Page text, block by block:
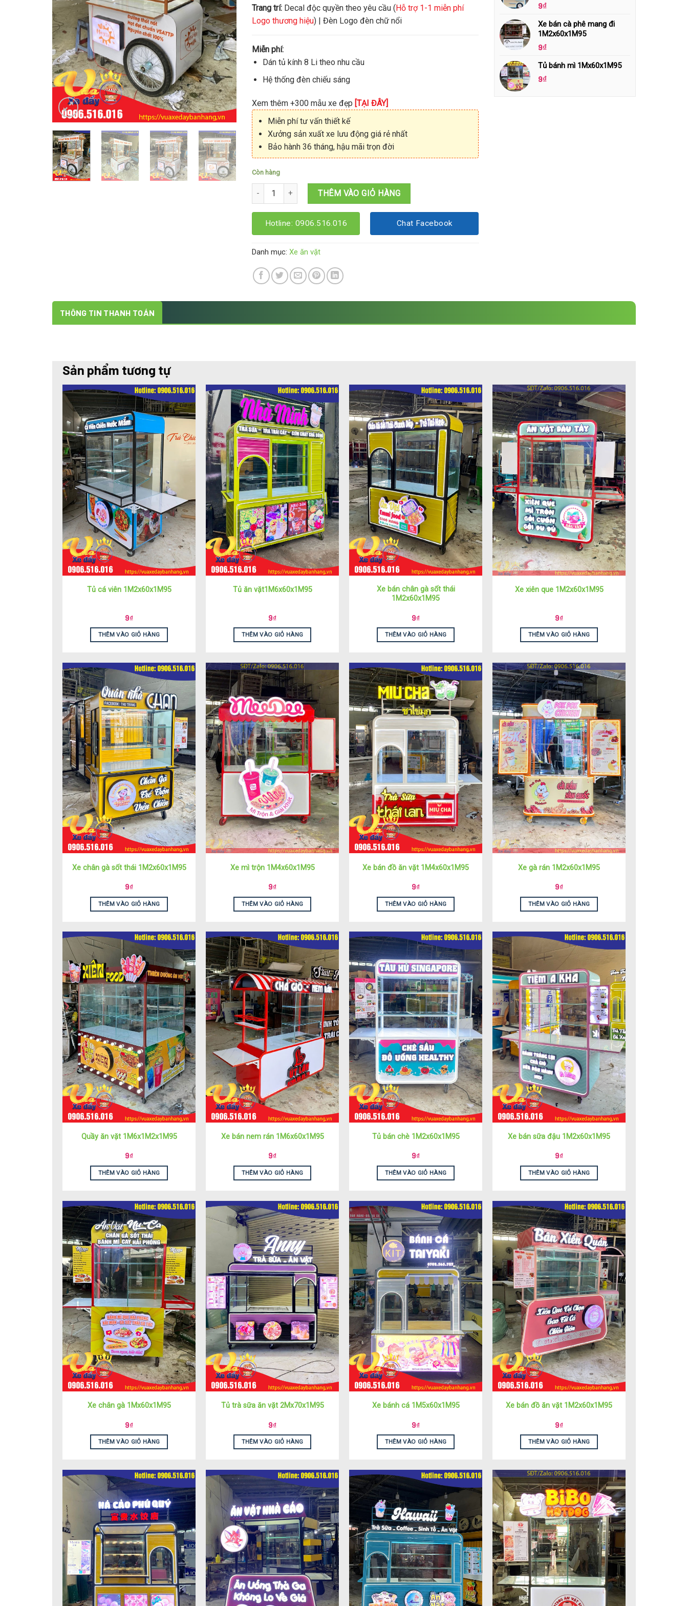
Trang trí: Decal độc quyền theo yêu cầu (Hỗ trợ 1-1 miễn phí
Logo thương hiệu) | Đèn Logo đèn chữ nổi
Miễn phí:
Dán tủ kính 8 Li theo nhu cầu
Hệ thống đèn chiếu sáng
Xem thêm +300 mẫu xe đẹp [TẠI ĐÂY]
Miễn phí tư vấn thiết kế
Xưởng sản xuất xe lưu động giá rẻ nhất
Bảo hành 36 tháng, hậu mãi trọn đời
Còn hàng
Xe bán sữa hạt 1M2x60x1M95 số lượng
THÊM VÀO GIỎ HÀNG
Hotline: 0906.516.016 Chat Facebook
Danh mục: Xe ăn vặt
9₫
Xe bán cà phê mang đi
1M2x60x1M95
9₫
Tủ bánh mì 1Mx60x1M95
9₫
THÔNG TIN THANH TOÁN
Sản phẩm tương tự
Tủ cá viên 1M2x60x1M95
9₫
THÊM VÀO GIỎ HÀNG
Tủ ăn vặt1M6x60x1M95
9₫
THÊM VÀO GIỎ HÀNG
Xe bán chân gà sốt thái
1M2x60x1M95
9₫
THÊM VÀO GIỎ HÀNG
Xe xiên que 1M2x60x1M95
9₫
THÊM VÀO GIỎ HÀNG
Xe chân gà sốt thái 1M2x60x1M95
9₫
THÊM VÀO GIỎ HÀNG
Xe mì trộn 1M4x60x1M95
9₫
THÊM VÀO GIỎ HÀNG
Xe bán đồ ăn vặt 1M4x60x1M95
9₫
THÊM VÀO GIỎ HÀNG
Xe gà rán 1M2x60x1M95
9₫
THÊM VÀO GIỎ HÀNG
Quầy ăn vặt 1M6x1M2x1M95
9₫
THÊM VÀO GIỎ HÀNG
Xe bán nem rán 1M6x60x1M95
9₫
THÊM VÀO GIỎ HÀNG
Tủ bán chè 1M2x60x1M95
9₫
THÊM VÀO GIỎ HÀNG
Xe bán sữa đậu 1M2x60x1M95
9₫
THÊM VÀO GIỎ HÀNG
Xe chân gà 1Mx60x1M95
9₫
THÊM VÀO GIỎ HÀNG
Tủ trà sữa ăn vặt 2Mx70x1M95
9₫
THÊM VÀO GIỎ HÀNG
Xe bánh cá 1M5x60x1M95
9₫
THÊM VÀO GIỎ HÀNG
Xe bán đồ ăn vặt 1M2x60x1M95
9₫
THÊM VÀO GIỎ HÀNG